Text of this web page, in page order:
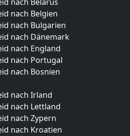
nach Belgien
nach Bulgarien
nach Dänemark
nach England
nach Portugal
nach Bosnien
nach Irland
nach Lettland
nach Zypern
nach Kroatien